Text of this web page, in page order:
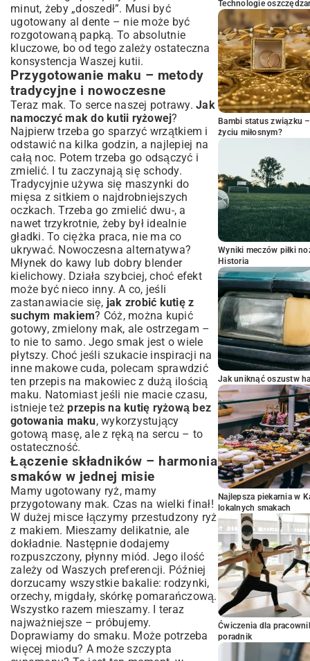
minut, żeby „doszedł”. Musi być
ugotowany al dente – nie może być
rozgotowaną papką. To absolutnie
kluczowe, bo od tego zależy ostateczna
konsystencja Waszej kutii.
Przygotowanie maku – metody
tradycyjne i nowoczesne
Teraz mak. To serce naszej potrawy. Jak
namoczyć mak do kutii ryżowej?
Najpierw trzeba go sparzyć wrzątkiem i
odstawić na kilka godzin, a najlepiej na
całą noc. Potem trzeba go odsączyć i
zmielić. I tu zaczynają się schody.
Tradycyjnie używa się maszynki do
mięsa z sitkiem o najdrobniejszych
oczkach. Trzeba go zmielić dwu-, a
nawet trzykrotnie, żeby był idealnie
gładki. To ciężka praca, nie ma co
ukrywać. Nowoczesna alternatywa?
Młynek do kawy lub dobry blender
kielichowy. Działa szybciej, choć efekt
może być nieco inny. A co, jeśli
zastanawiacie się, jak zrobić kutię z
suchym makiem? Cóż, można kupić
gotowy, zmielony mak, ale ostrzegam –
to nie to samo. Jego smak jest o wiele
płytszy. Choć jeśli szukacie inspiracji na
inne makowe cuda, polecam sprawdzić
ten przepis na makowiec z dużą ilością
maku. Natomiast jeśli nie macie czasu,
istnieje teżprzepis na kutię ryżową bez
gotowania maku, wykorzystujący
gotową masę, ale z ręką na sercu – to
ostateczność.
Łączenie składników – harmonia
smaków w jednej misie
Mamy ugotowany ryż, mamy
przygotowany mak. Czas na wielki finał!
W dużej misce łączymy przestudzony ryż
z makiem. Mieszamy delikatnie, ale
dokładnie. Następnie dodajemy
rozpuszczony, płynny miód. Jego ilość
zależy od Waszych preferencji. Później
dorzucamy wszystkie bakalie: rodzynki,
orzechy, migdały, skórkę pomarańczową.
Wszystko razem mieszamy. I teraz
najważniejsze – próbujemy.
Doprawiamy do smaku. Może potrzeba
więcej miodu? A może szczypta
Technologie
Bambi status związku
życiu miłosnym?
Wyniki meczów piłki
Historia
Jak uniknąć oszustw
Najlepsza piekarnia w
lokalnych smakach
Ćwiczenia dla
poradnik